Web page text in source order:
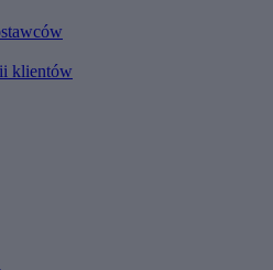
klientów